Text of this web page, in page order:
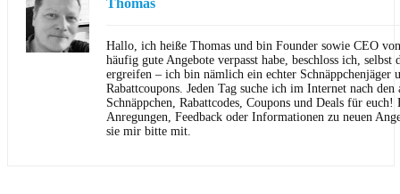
Thomas
Hallo, ich heiße Thomas und bin Founder sowie CEO
häufig gute Angebote verpasst habe, beschloss ich,
ergreifen – ich bin nämlich ein echter Schnäppchenjäger
Rabattcoupons. Jeden Tag suche ich im Internet nach den
Schnäppchen, Rabattcodes, Coupons und Deals für euch!
Anregungen, Feedback oder Informationen zu neuen
sie mir bitte mit.